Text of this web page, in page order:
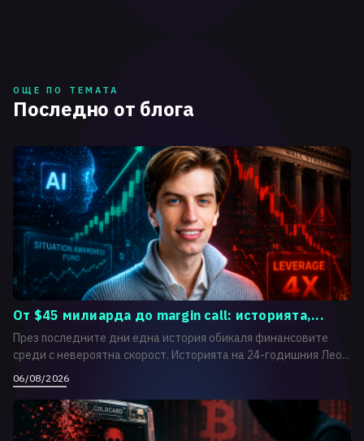
ОЩЕ ПО ТЕМАТА
Последно от блога
От $45 милиарда до margin call: историята,...
През последните дни една история обикаля финансовите
среди с невероятна скорост. Историята на 24-годишния Лео...
06/08/2026